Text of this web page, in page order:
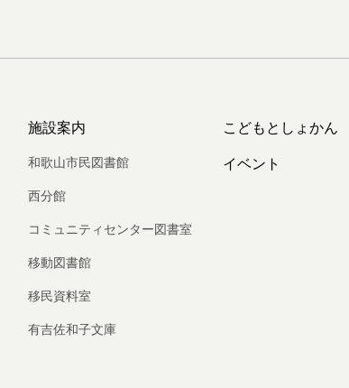
施設案内
和歌山市民図書館
西分館
コミュニティセンター図書室
移動図書館
移民資料室
有吉佐和子文庫
こどもとしょかん
イベント